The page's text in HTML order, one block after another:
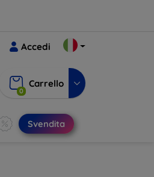
Accedi
0
Carrello
Svendita